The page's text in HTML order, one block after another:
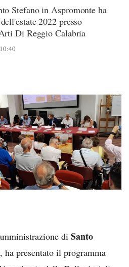
Stefano in Aspromonte ha
2022 presso
Di Reggio Calabria
di Santo
, ha presentato il programma